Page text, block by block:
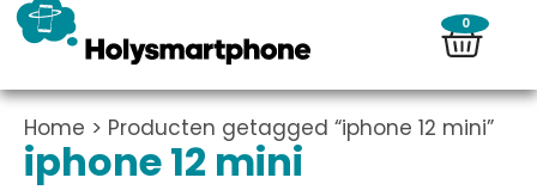
0
Home > Producten getagged “iphone 12 mini”
iphone 12 mini